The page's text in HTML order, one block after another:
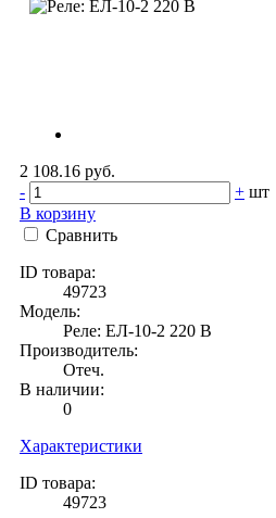
2 108.16 руб.
-
+ шт
В корзину
Сравнить
ID товара:
49723
Модель:
Реле: ЕЛ-10-2 220 В
Производитель:
Отеч.
В наличии:
0
Характеристики
ID товара:
49723